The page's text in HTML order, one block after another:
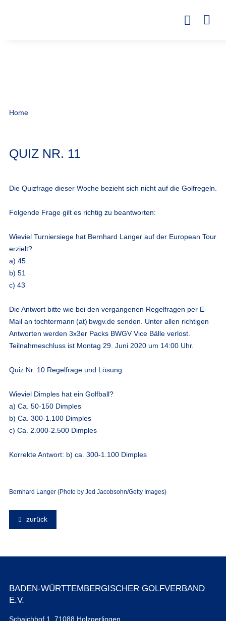
Home
QUIZ NR. 11
Die Quizfrage dieser Woche bezieht sich nicht auf die Golfregeln.
Folgende Frage gilt es richtig zu beantworten:
Wieviel Turniersiege hat Bernhard Langer auf der European Tour
erzielt?
a) 45
b) 51
c) 43
Die Antwort bitte wie bei den vergangenen Regelfragen per E-
Mail an tochtermann (at) bwgv.desenden. Unter allen richtigen
Antworten werden 3x3er Packs BWGV Vice Bälle verlost.
Teilnahmeschluss ist Montag 29. Juni 2020 um 14:00 Uhr.
Quiz Nr. 10 Regelfrage und Lösung:
Wieviel Dimples hat ein Golfball?
a) Ca. 50-150 Dimples
b) Ca. 300-1.100 Dimples
c) Ca. 2.000-2.500 Dimples
Korrekte Antwort: b) ca. 300-1.100 Dimples
Bernhard Langer (Photo by Jed Jacobsohn/Getty Images)
zurück
BADEN-WÜRTTEMBERGISCHER GOLFVERBAND
E.V.
Schaichhof 1, 71088 Holzgerlingen